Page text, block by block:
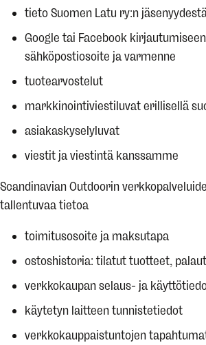
tieto Suomen Latu ry:n
Google tai Facebook
sähköpostiosoite ja varmenne
tuotearvostelut
markkinointiviestiluvat erillisellä
asiakaskyselyluvat
viestit ja viestintä kanssamme
Scandinavian Outdoorin
tallentuvaa tietoa
toimitusosoite ja maksutapa
ostoshistoria: tilatut tuotteet,
verkkokaupan selaus- ja
käytetyn laitteen tunnistetiedot
verkkokauppaistuntojen